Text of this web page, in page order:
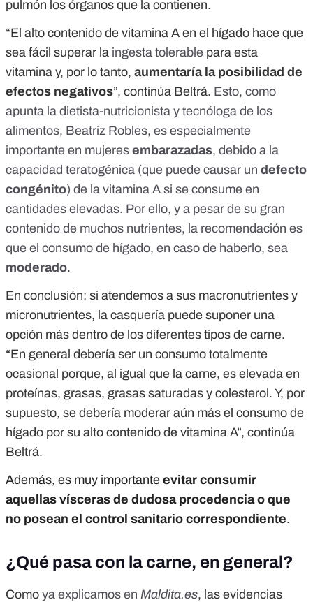
pulmón los órganos que la contienen.
“El alto contenido de vitamina A en el hígado hace que
sea fácil superar la ingesta tolerable para esta
vitamina y, por lo tanto, aumentaría la posibilidad de
efectos negativos”, continúa Beltrá. Esto, como
apunta la dietista-nutricionista y tecnóloga de los
alimentos, Beatriz Robles, es especialmente
importante en mujeres embarazadas, debido a la
capacidad teratogénica (que puede causar un defecto
congénito) de la vitamina A si se consume en
cantidades elevadas. Por ello, y a pesar de su gran
contenido de muchos nutrientes, la recomendación es
que el consumo de hígado, en caso de haberlo, sea
moderado.
En conclusión: si atendemos a sus macronutrientes y
micronutrientes, la casquería puede suponer una
opción más dentro de los diferentes tipos de carne.
“En general debería ser un consumo totalmente
ocasional porque, al igual que la carne, es elevada en
proteínas, grasas, grasas saturadas y colesterol. Y, por
supuesto, se debería moderar aún más el consumo de
hígado por su alto contenido de vitamina A”, continúa
Beltrá.
Además, es muy importante evitar consumir
aquellas vísceras de dudosa procedencia o que
no posean el control sanitario correspondiente.
¿Qué pasa con la carne, en general?
Como ya explicamos en Maldita.es, las evidencias